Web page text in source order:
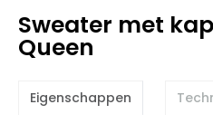
Promodoro
Result
Safety Jogger
Shugon
Sweater met
Queen
Eigenschappen